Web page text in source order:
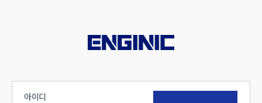
아이디